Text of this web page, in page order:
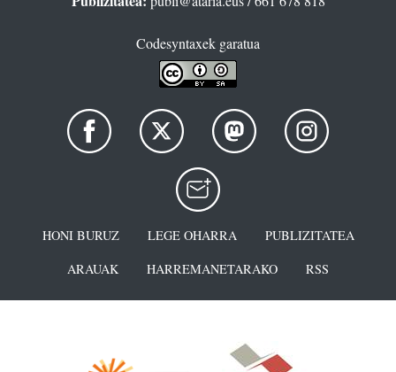
Codesyntaxek garatua
HONI BURUZ LEGE OHARRA
PUBLIZITATEA
ARAUAK
HARREMANETARAKO RSS